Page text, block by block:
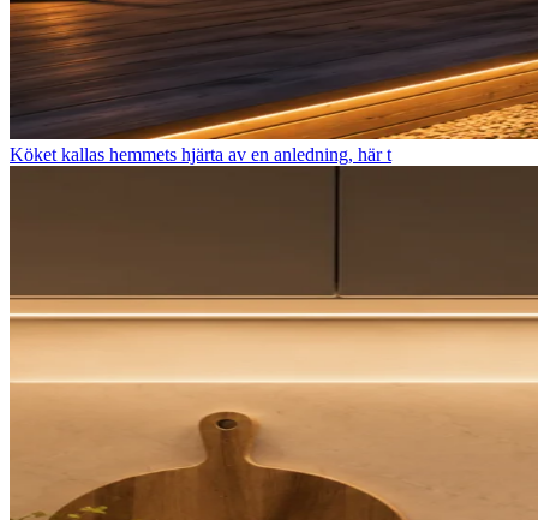
Köket kallas hemmets hjärta av en anledning, här t